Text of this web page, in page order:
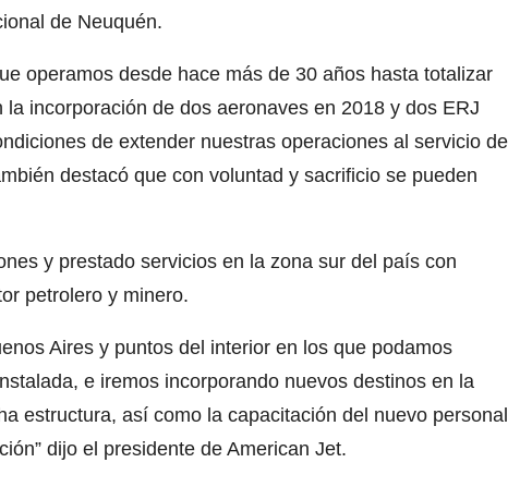
de Neuquén.
operamos desde hace más de 30 años hasta totalizar
incorporación de dos aeronaves en 2018 y dos ERJ
de extender nuestras operaciones al servicio de
destacó que con voluntad y sacrificio se pueden
y prestado servicios en la zona sur del país con
petrolero y minero.
Aires y puntos del interior en los que podamos
e iremos incorporando nuevos destinos en la
estructura, así como la capacitación del nuevo personal
dijo el presidente de American Jet.